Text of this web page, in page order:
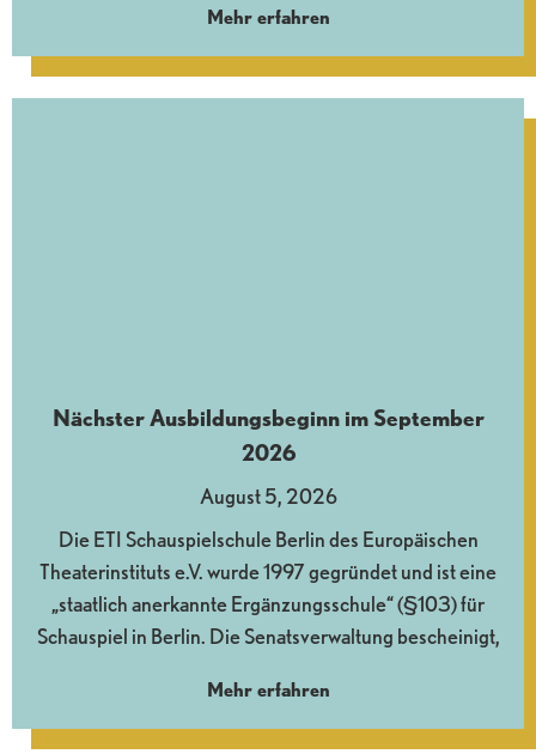
Mehr erfahren
Nächster Ausbildungsbeginn im September
2026
August 5, 2026
Die ETI Schauspielschule Berlin des Europäischen
Theaterinstituts e.V. wurde 1997 gegründet und ist eine
„staatlich anerkannte Ergänzungsschule“ (§103) für
Schauspiel in Berlin. Die Senatsverwaltung bescheinigt,
Mehr erfahren